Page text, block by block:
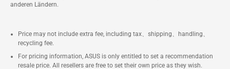
anderen Ländern.
Price may not include extra fee, including tax、shipping、handling、
recycling fee.
For pricing information, ASUS is only entitled to set a recommendation
resale price. All resellers are free to set their own price as they wish.